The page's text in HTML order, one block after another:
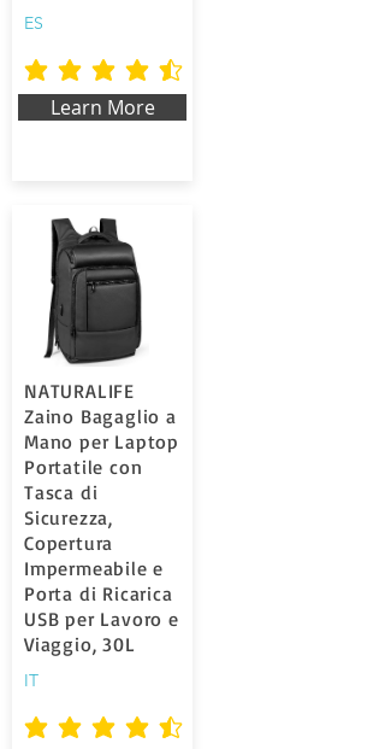
ES
average rating is 4.5 out of 5
Learn More
NATURALIFE
Zaino Bagaglio a
Mano per Laptop
Portatile con
Tasca di
Sicurezza,
Copertura
Impermeabile e
Porta di Ricarica
USB per Lavoro e
Viaggio, 30L
IT
average rating is 4.5 out of 5